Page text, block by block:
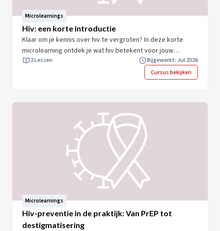
Microlearnings
Hiv: een korte introductie
Klaar om je kennis over hiv te vergroten? In deze korte
microlearning ontdek je wat hiv betekent voor jouw
werkpraktijk. Je leert meer wat acute hiv is en wat hiv-
indicatoraandoeningen zijn. Je krijgt direct toepasbare
test belangrijk kan zijn. Zo draag je bij aan 0 nieuw hiv-
infecties. Neem 10 minuten om jouw kennis en expertise te
vergroten en start direct.
2 Lessen
Bijgewerkt: Jul 2026
Cursus bekijken
Microlearnings
Hiv-preventie in de praktijk: Van PrEP tot
destigmatisering